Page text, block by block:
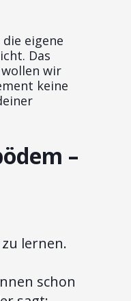
eigene
Das
wir
keine
–
lernen.
schon